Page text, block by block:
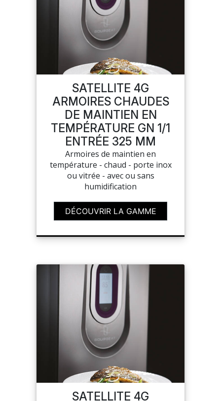
SATELLITE 4G
ARMOIRES CHAUDES
DE MAINTIEN EN
TEMPÉRATURE GN 1/1
ENTRÉE 325 MM
Armoires de maintien en
température - chaud - porte inox
ou vitrée - avec ou sans
humidification
DÉCOUVRIR LA GAMME
SATELLITE 4G